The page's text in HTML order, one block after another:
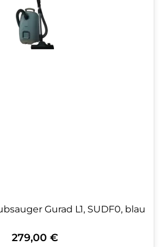
Gurad L1, SUDF0, blau
Regulärer Preis:
279,00 €